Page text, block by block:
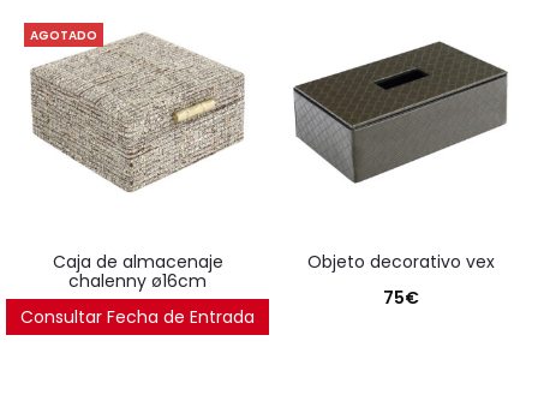
AGOTADO
caja de almacenaje
chalenny ø16cm
68€
Consultar Fecha de Entrada
objeto decorativo vex
75€